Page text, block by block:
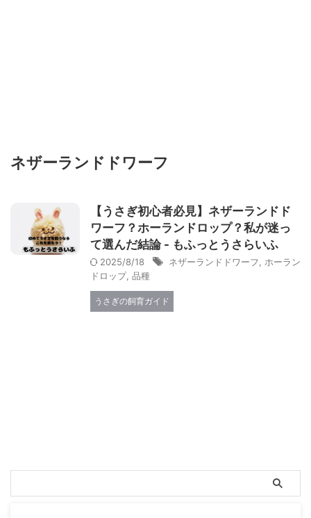
ネザーランドドワーフ
【うさぎ初心者必見】ネザーランドド
ワーフ？ホーランドロップ？私が迷っ
て選んだ結論 - もふっとうさらいふ
2025/8/18 ネザーランドドワーフ
ホーラン
ドロップ, 品種
うさぎの飼育ガイド